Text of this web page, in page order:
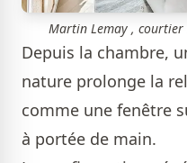
Martin Lemay ,
Depuis la chambre,
nature prolonge la
comme une fenêtre
à portée de main.